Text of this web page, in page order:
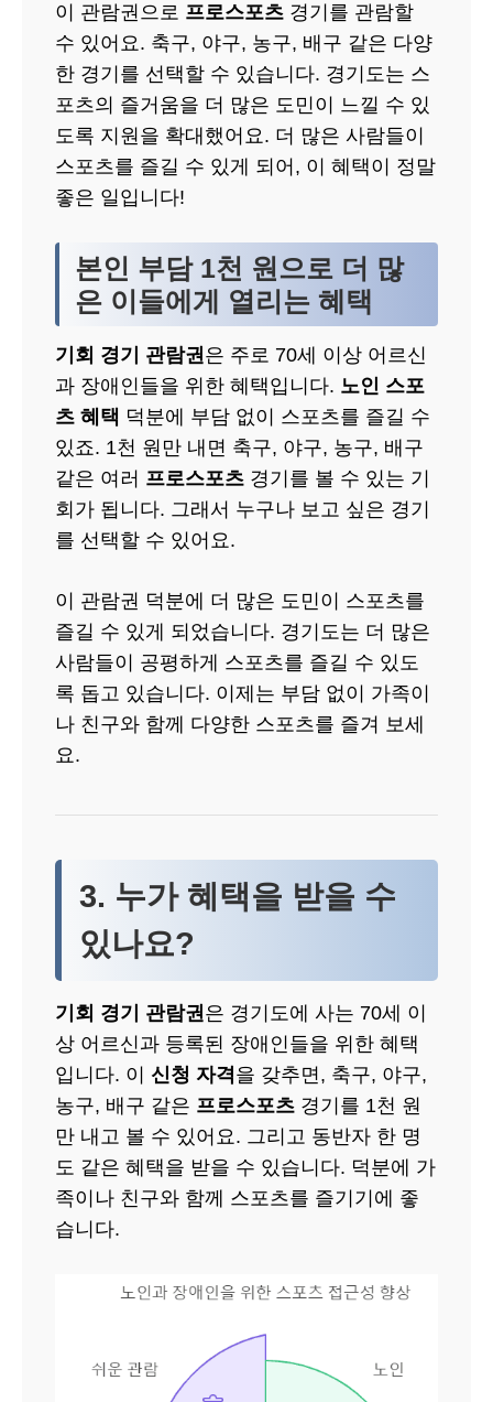
이 관람권으로 프로스포츠 경기를 관람할
수 있어요. 축구, 야구, 농구, 배구 같은 다양
한 경기를 선택할 수 있습니다. 경기도는 스
포츠의 즐거움을 더 많은 도민이 느낄 수 있
도록 지원을 확대했어요. 더 많은 사람들이
스포츠를 즐길 수 있게 되어, 이 혜택이 정말
좋은 일입니다!
본인 부담 1천 원으로 더 많
은 이들에게 열리는 혜택
기회 경기 관람권은 주로 70세 이상 어르신
과 장애인들을 위한 혜택입니다. 노인 스포
츠 혜택 덕분에 부담 없이 스포츠를 즐길 수
있죠. 1천 원만 내면 축구, 야구, 농구, 배구
같은 여러 프로스포츠 경기를 볼 수 있는 기
회가 됩니다. 그래서 누구나 보고 싶은 경기
를 선택할 수 있어요.
이 관람권 덕분에 더 많은 도민이 스포츠를
즐길 수 있게 되었습니다. 경기도는 더 많은
사람들이 공평하게 스포츠를 즐길 수 있도
록 돕고 있습니다. 이제는 부담 없이 가족이
나 친구와 함께 다양한 스포츠를 즐겨 보세
요.
3. 누가 혜택을 받을 수
있나요?
기회 경기 관람권은 경기도에 사는 70세 이
상 어르신과 등록된 장애인들을 위한 혜택
입니다. 이 신청 자격을 갖추면, 축구, 야구,
농구, 배구 같은 프로스포츠 경기를 1천 원
만 내고 볼 수 있어요. 그리고 동반자 한 명
도 같은 혜택을 받을 수 있습니다. 덕분에 가
족이나 친구와 함께 스포츠를 즐기기에 좋
습니다.